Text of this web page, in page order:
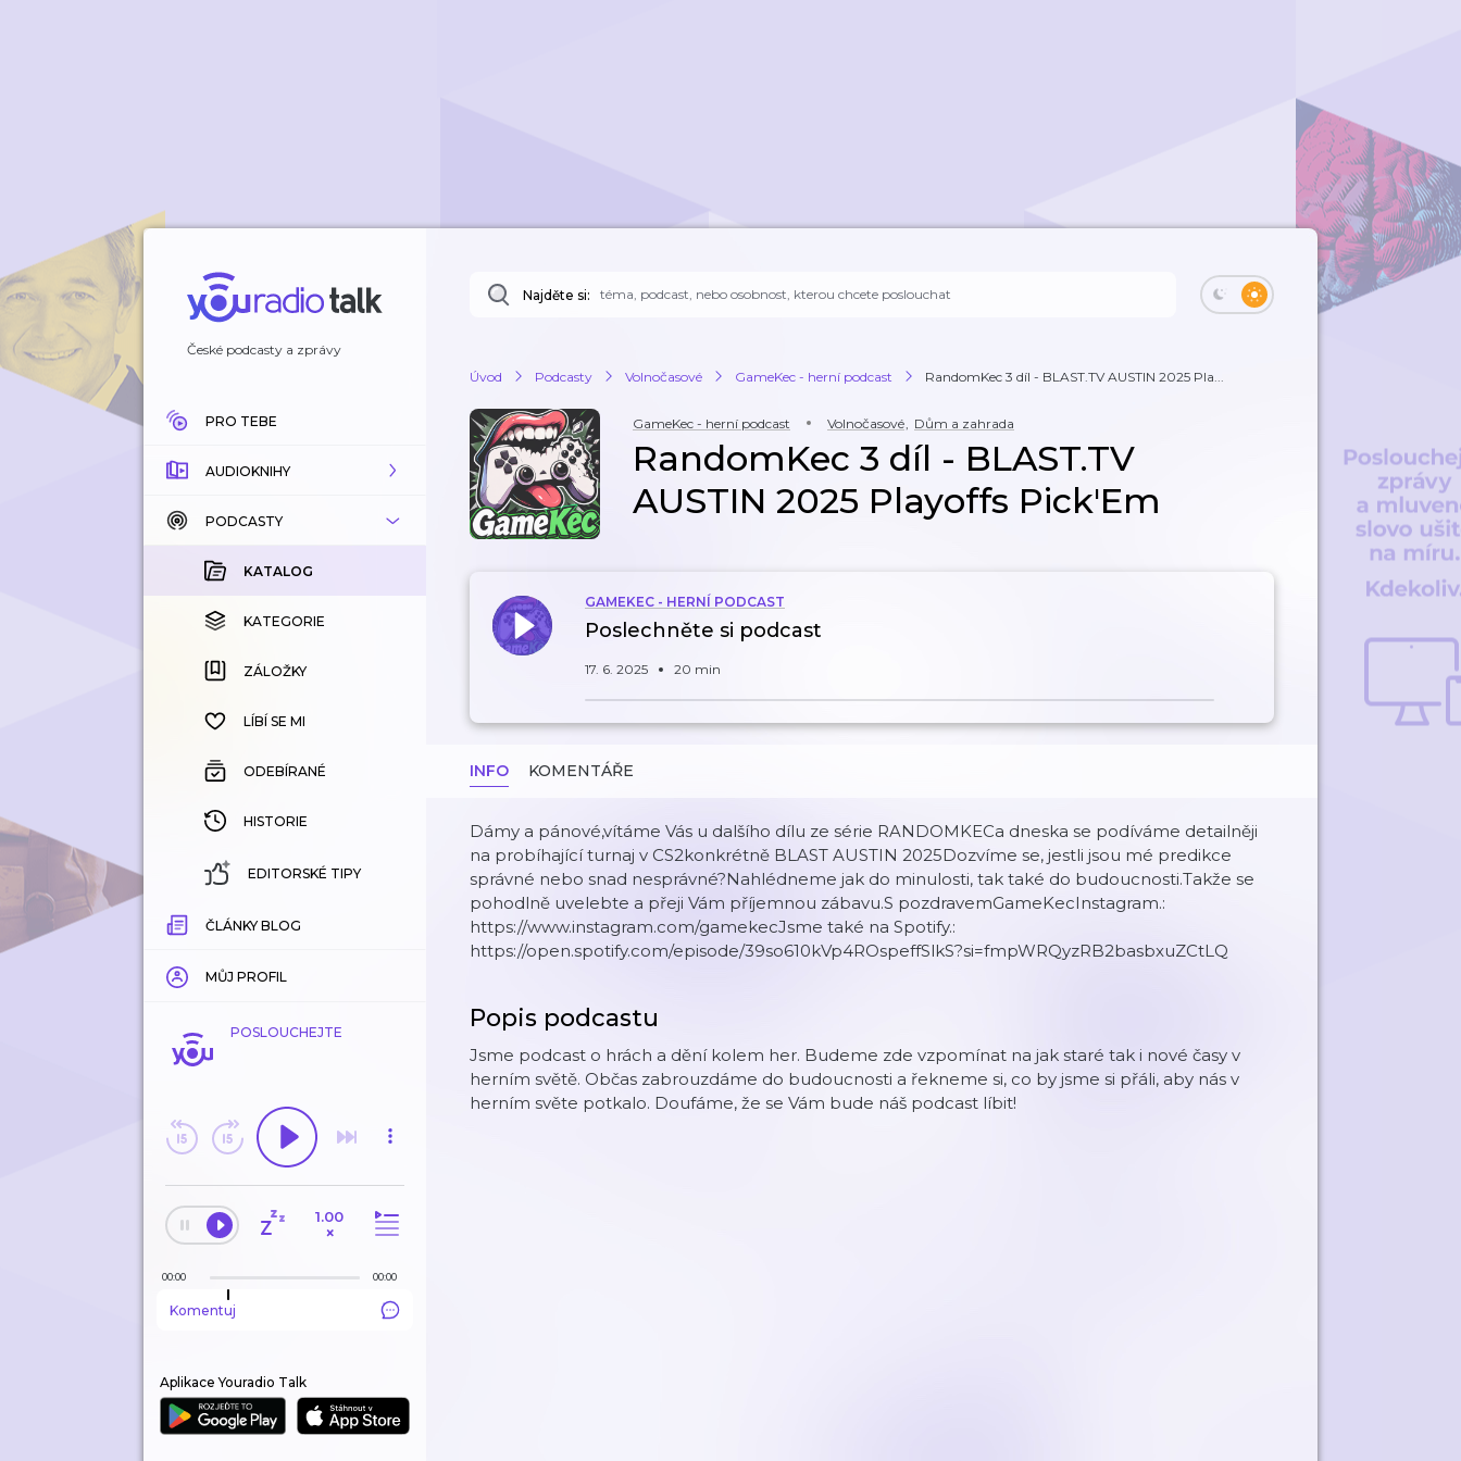
České podcasty a zprávy
PRO TEBE
AUDIOKNIHY
KATALOG
KOUPENÉ
KATEGORIE
ZÁLOŽKY
HISTORIE
PODCASTY
KATALOG
KATEGORIE
ZÁLOŽKY
LÍBÍ SE MI
ODEBÍRANÉ
HISTORIE
EDITORSKÉ TIPY
ČLÁNKY BLOG
MŮJ PROFIL
POSLOUCHEJTE
1.00
×
00:00 00:00
Komentuj
Aplikace Youradio Talk
Najděte si:
Úvod Podcasty Volnočasové GameKec - herní podcast RandomKec 3 díl - BLAST.TV AUSTIN 2025 Pla...
GameKec - herní podcast Volnočasové, Dům a zahrada
RandomKec 3 díl - BLAST.TV
AUSTIN 2025 Playoffs Pick'Em
GAMEKEC - HERNÍ PODCAST
Poslechněte si podcast
17. 6. 2025 20 min
INFO KOMENTÁŘE
Dámy a pánové,vítáme Vás u dalšího dílu ze série RANDOMKECa dneska se podíváme detailněji
na probíhající turnaj v CS2konkrétně BLAST AUSTIN 2025Dozvíme se, jestli jsou mé predikce
správné nebo snad nesprávné?Nahlédneme jak do minulosti, tak také do budoucnosti.Takže se
pohodlně uvelebte a přeji Vám příjemnou zábavu.S pozdravemGameKecInstagram.:
https://www.instagram.com/gamekecJsme také na Spotify.:
https://open.spotify.com/episode/39so610kVp4ROspeffSlkS?si=fmpWRQyzRB2basbxuZCtLQ
Popis podcastu
Jsme podcast o hrách a dění kolem her. Budeme zde vzpomínat na jak staré tak i nové časy v
herním světě. Občas zabrouzdáme do budoucnosti a řekneme si, co by jsme si přáli, aby nás v
herním světe potkalo. Doufáme, že se Vám bude náš podcast líbit!